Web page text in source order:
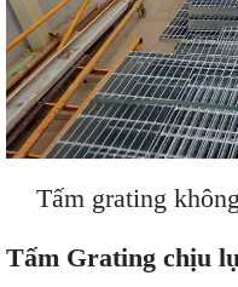
Tấm grating
Tấm Grating chịu